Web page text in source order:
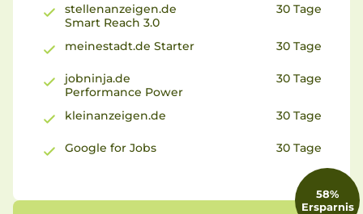
stellenanzeigen.de
Smart Reach 3.0
30 Tage
meinestadt.de Starter 30 Tage
jobninja.de
Performance Power
30 Tage
kleinanzeigen.de 30 Tage
Google for Jobs 30 Tage
58%
Ersparnis